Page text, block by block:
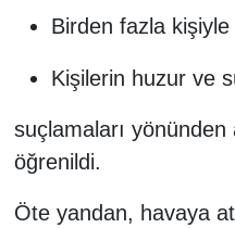
Birden fazla kişiyle
Kişilerin huzur ve
suçlamaları
öğrenildi.
Öte yandan, havaya